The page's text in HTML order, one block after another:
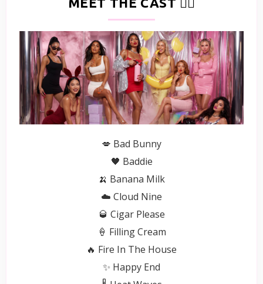
💋 Bad Bunny
🖤 Baddie
🍌 Banana Milk
☁️ Cloud Nine
🥃 Cigar Please
🍦 Filling Cream
🔥 Fire In The House
✨ Happy End